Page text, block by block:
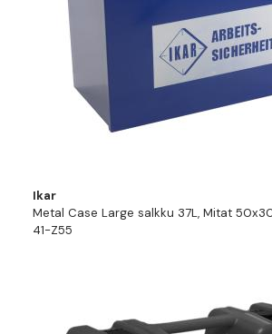
Ikar
Metal Case Large salkku 37L, Mitat
41-Z55